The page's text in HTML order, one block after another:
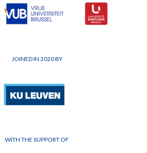
JOINED IN 2020 BY
WITH THE SUPPORT OF